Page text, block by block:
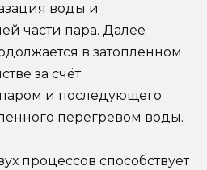
воды и
части пара. Далее
в затопленном
за счёт
и последующего
перегревом воды.
процессов способствует